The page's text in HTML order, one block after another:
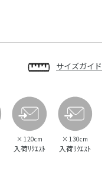
サイズガイド
× 120cm
入荷ﾘｸｴｽﾄ
× 130cm
入荷ﾘｸｴｽﾄ